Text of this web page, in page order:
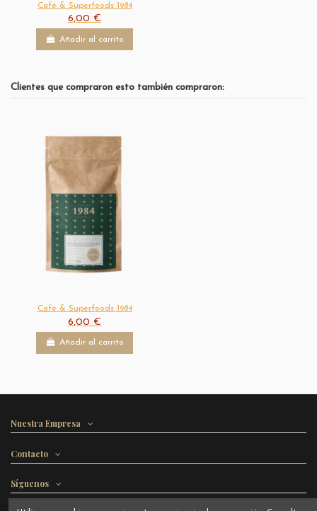
Café & Superfoods 1984
6,00 €
Añadir al carrito
Clientes que compraron esto también compraron:
Café & Superfoods 1984
6,00 €
Añadir al carrito
Nuestra Empresa
Contacto
Síguenos